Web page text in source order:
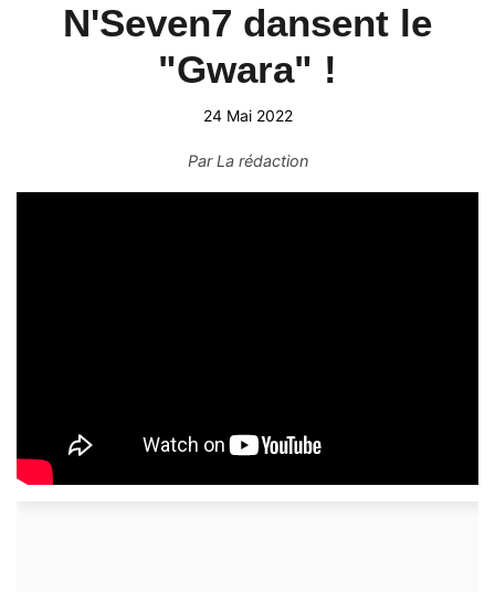
N'Seven7 dansent le
"Gwara" !
24 Mai 2022
ParLa rédaction